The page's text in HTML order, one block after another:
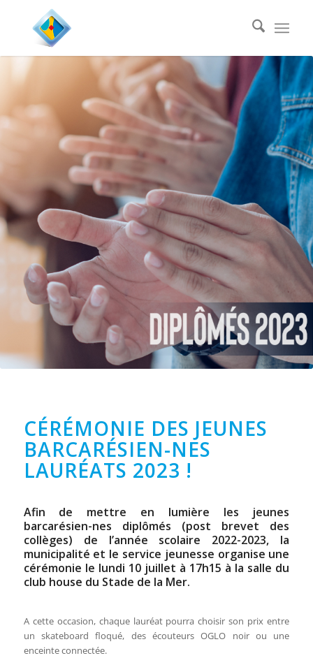
CÉRÉMONIE DES JEUNES
BARCARÉSIEN-NES
LAURÉATS 2023 !
Afin de mettre en lumière les jeunes
barcarésien-nes diplômés (post brevet des
collèges) de l’année scolaire 2022-2023, la
municipalité et le service jeunesse organise une
cérémonie le lundi 10 juillet à 17h15 à la salle du
club house du Stade de la Mer.
A cette occasion, chaque lauréat pourra choisir son prix entre
un skateboard floqué, des écouteurs OGLO noir ou une
enceinte connectée.